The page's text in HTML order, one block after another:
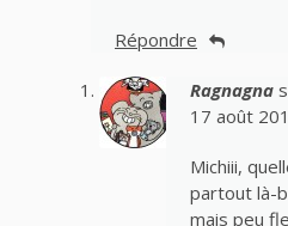
Répondre
Ragnagna
17 août
Michiii,
partout là-
mais peu